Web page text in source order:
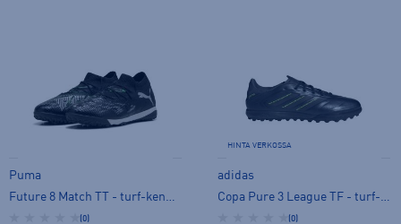
Puma
(0)
HINTA VERKOSSA
adidas
(0)